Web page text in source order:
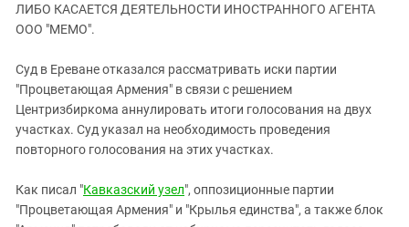
Российская Федерация
Северная Осетия - Алания
СКФО
Ставропольский край
Южная Осетия
ЛИБО КАСАЕТСЯ ДЕЯТЕЛЬНОСТИ ИНОСТРАННОГО АГЕНТА
ООО "МЕМО".
Суд в Ереване отказался рассматривать иски партии
"Процветающая Армения" в связи с решением
Центризбиркома аннулировать итоги голосования на двух
участках. Суд указал на необходимость проведения
повторного голосования на этих участках.
Как писал "Кавказский узел", оппозиционные партии
"Процветающая Армения" и "Крылья единства", а также блок